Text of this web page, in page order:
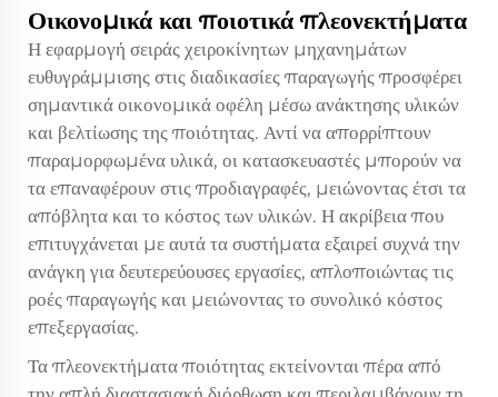
Οικονομικά και ποιοτικά πλεονεκτήματα
Η εφαρμογή σειράς χειροκίνητων μηχανημάτων
ευθυγράμμισης στις διαδικασίες παραγωγής προσφέρει
σημαντικά οικονομικά οφέλη μέσω ανάκτησης υλικών
και βελτίωσης της ποιότητας. Αντί να απορρίπτουν
παραμορφωμένα υλικά, οι κατασκευαστές μπορούν να
τα επαναφέρουν στις προδιαγραφές, μειώνοντας έτσι τα
απόβλητα και το κόστος των υλικών. Η ακρίβεια που
επιτυγχάνεται με αυτά τα συστήματα εξαιρεί συχνά την
ανάγκη για δευτερεύουσες εργασίες, απλοποιώντας τις
ροές παραγωγής και μειώνοντας το συνολικό κόστος
επεξεργασίας.
Τα πλεονεκτήματα ποιότητας εκτείνονται πέρα από